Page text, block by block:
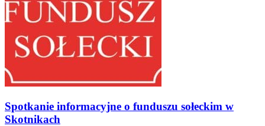
Spotkanie informacyjne o funduszu sołeckim w
Skotnikach